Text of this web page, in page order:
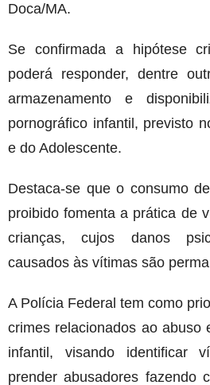
Doca/MA.
Se confirmada a hipótese
poderá responder, dentre
armazenamento e
pornográfico infantil, previsto
e do Adolescente.
Destaca-se que o consumo
proibido fomenta a prática de
crianças, cujos danos
causados às vítimas são
A Polícia Federal tem como
crimes relacionados ao abuso
infantil, visando identificar
prender abusadores fazendo